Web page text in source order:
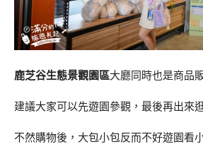
鹿芝谷生態景觀園區大廳同時也是商品
建議大家可以先遊園參觀，最後再出來
不然購物後，大包小包反而不好遊園看